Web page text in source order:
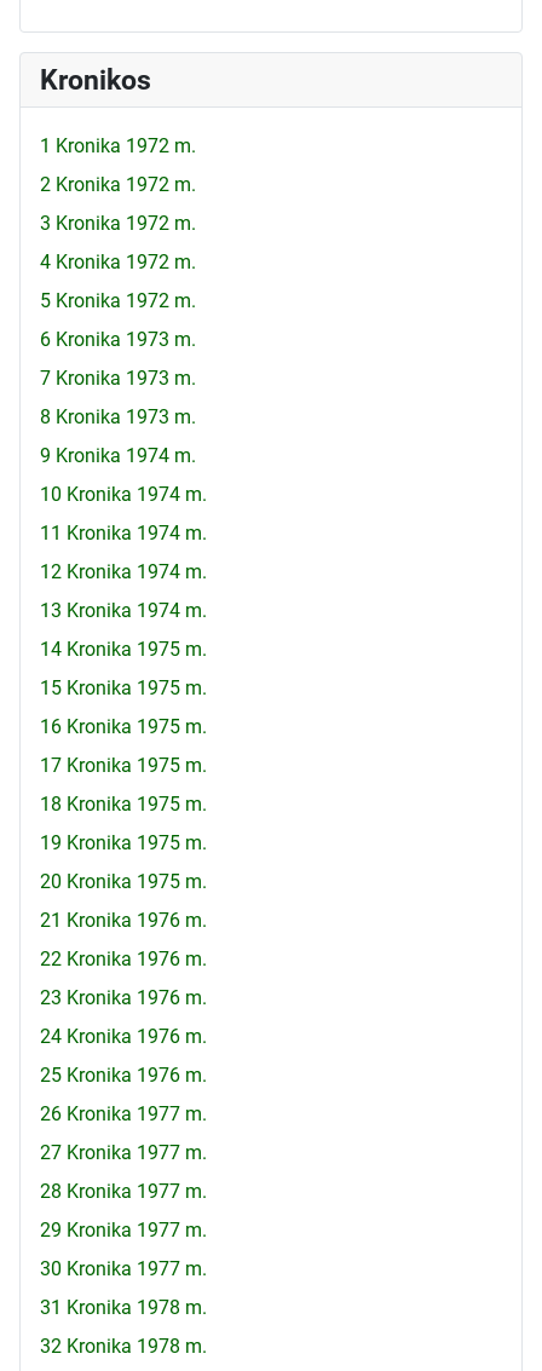
Kronikos
1 Kronika 1972 m.
2 Kronika 1972 m.
3 Kronika 1972 m.
4 Kronika 1972 m.
5 Kronika 1972 m.
6 Kronika 1973 m.
7 Kronika 1973 m.
8 Kronika 1973 m.
9 Kronika 1974 m.
10 Kronika 1974 m.
11 Kronika 1974 m.
12 Kronika 1974 m.
13 Kronika 1974 m.
14 Kronika 1975 m.
15 Kronika 1975 m.
16 Kronika 1975 m.
17 Kronika 1975 m.
18 Kronika 1975 m.
19 Kronika 1975 m.
20 Kronika 1975 m.
21 Kronika 1976 m.
22 Kronika 1976 m.
23 Kronika 1976 m.
24 Kronika 1976 m.
25 Kronika 1976 m.
26 Kronika 1977 m.
27 Kronika 1977 m.
28 Kronika 1977 m.
29 Kronika 1977 m.
30 Kronika 1977 m.
31 Kronika 1978 m.
32 Kronika 1978 m.